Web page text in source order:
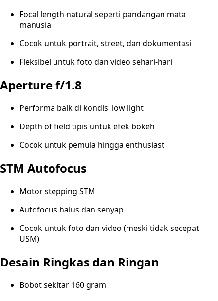
Focal length natural seperti pandangan mata
manusia
Cocok untuk portrait, street, dan dokumentasi
Fleksibel untuk foto dan video sehari-hari
Aperture f/1.8
Performa baik di kondisi low light
Depth of field tipis untuk efek bokeh
Cocok untuk pemula hingga enthusiast
STM Autofocus
Motor stepping STM
Autofocus halus dan senyap
Cocok untuk foto dan video (meski tidak secepat
USM)
Desain Ringkas dan Ringan
Bobot sekitar 160 gram